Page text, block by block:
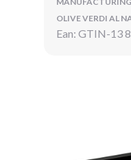
OLIVE VERDI AL
Ean: GTIN-13